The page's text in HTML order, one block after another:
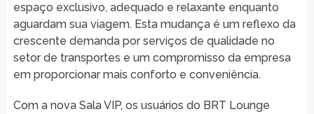
espaço exclusivo, adequado e relaxante enquanto
aguardam sua viagem. Esta mudança é um reflexo da
crescente demanda por serviços de qualidade no
setor de transportes e um compromisso da empresa
em proporcionar mais conforto e conveniência.
Com a nova Sala VIP, os usuários do BRT Lounge